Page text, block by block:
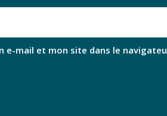
e-mail et mon site dans le